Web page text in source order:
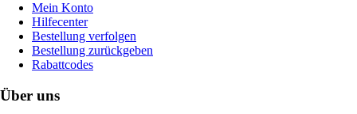
Mein Konto
Hilfecenter
Bestellung verfolgen
Bestellung zurückgeben
Rabattcodes
Über uns